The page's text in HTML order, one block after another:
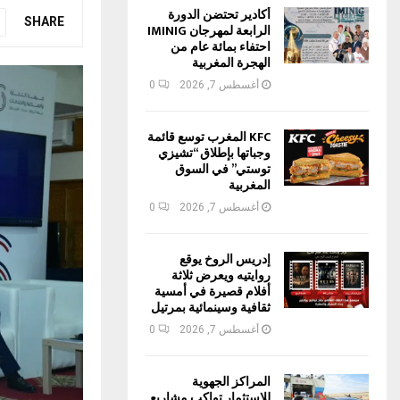
SHARE أكادير تحتضن الدورة
الرابعة لمهرجان IMINIG
احتفاء بمائة عام من
الهجرة المغربية
أغسطس 7, 2026 0
KFC المغرب توسع قائمة
وجباتها بإطلاق “تشيزي
توستي” في السوق
المغربية
أغسطس 7, 2026 0
إدريس الروخ يوقع
روايتيه ويعرض ثلاثة
أفلام قصيرة في أمسية
ثقافية وسينمائية بمرتيل
أغسطس 7, 2026 0
المراكز الجهوية